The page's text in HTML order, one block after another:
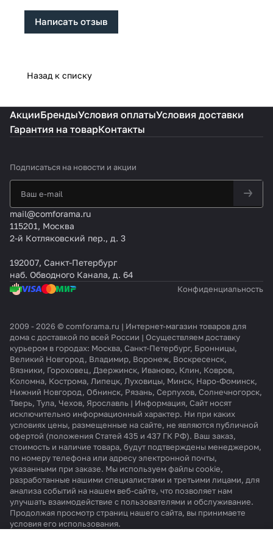
Написать отзыв
Назад к списку
АкцииБрендыУсловия оплатыУсловия доставки
Гарантия на товарКонтакты
Подписаться на новости и акции
mail@comforama.ru
115201, Москва
2-й Котляковский пер., д. 3
192007, Санкт-Петербург
наб. Обводного Канала, д. 64
Конфиденциальность
2009 - 2026 © comforama.ru | Интернет-магазин товаров для
дома с доставкой по всей России | Осуществляем доставку
курьером в городах: Москва, Санкт-Петербург, Бронницы,
Великий Новгород, Владимир, Воронеж, Воскресенск,
Вязники, Гороховец, Дзержинск, Иваново, Клин, Ковров,
Коломна, Кострома, Липецк, Луховицы, Минск, Наро-Фоминск,
Нижний Новгород, Обнинск, Рязань, Серпухов, Солнечногорск,
Тверь, Тула, Чехов, Ярославль | Информация, Сайт носят
исключительно информационный характер. Ни при каких
условиях цены, размещенные на сайте, не являются публичной
офертой (положения Статей 435 и 437 ГК РФ). Ваш заказ,
стоимость и наличие товара, будут подтверждены менеджером,
по номеру телефона или адресу электронной почты,
указанными при заказе. Мы используем файлы cookie,
разработанные нашими специалистами и третьими лицами, для
анализа событий на нашем веб-сайте, что позволяет нам
улучшать взаимодействие с пользователями и обслуживание.
Продолжая просмотр страниц нашего сайта, вы принимаете
условия его использования.